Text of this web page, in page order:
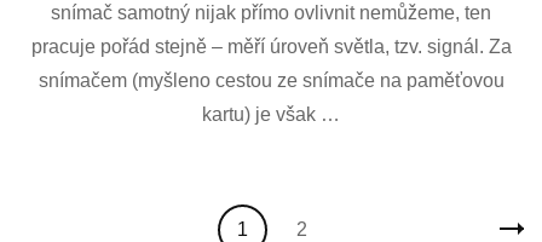
ISO
citlivost
snímač samotný nijak přímo ovlivnit nemůžeme, ten
pracuje pořád stejně – měří úroveň světla, tzv. signál. Za
snímačem (myšleno cestou ze snímače na paměťovou
kartu) je však …
Stránka
1 Stránka
2